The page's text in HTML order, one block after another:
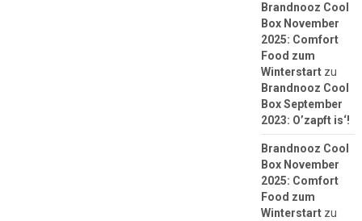
Brandnooz Cool
Box November
2025: Comfort
Food zum
Winterstartzu
Brandnooz Cool
Box September
2023: O’zapft is‘!
Brandnooz Cool
Box November
2025: Comfort
Food zum
Winterstartzu